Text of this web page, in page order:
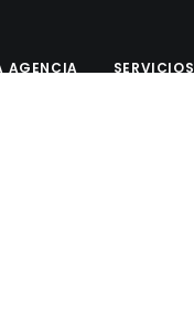
AGENCIA SERVICIOS